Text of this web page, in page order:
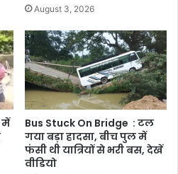
August 3, 2026
में
Bus Stuck On Bridge : टल
गया बड़ा हादसा, बीच पुल में
फंसी थी यात्रियों से भरी बस, देखें
वीडियो